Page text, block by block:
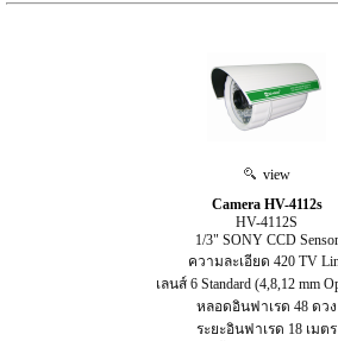
view
Camera HV-4112s
HV-4112S
1/3" SONY CCD Sensor
ความละเอียด 420 TV
เลนส์ 6 Standard (4,8,12 mm
หลอดอินฟาเรด 48 ดวง
ระยะอินฟาเรด 18 เมตร